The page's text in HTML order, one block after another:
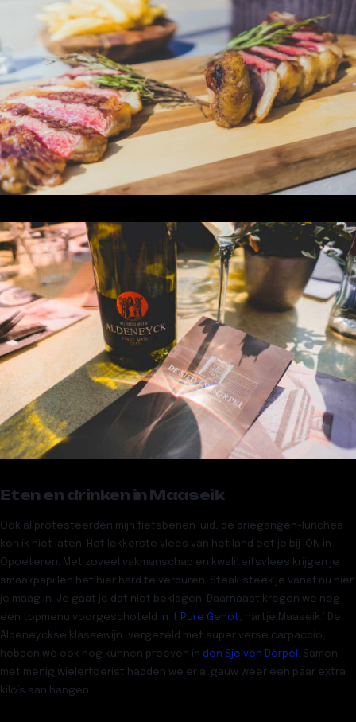
Eten en drinken in Maaseik
Ook al protesteerden mijn fietsbenen luid, de driegangen-lunches
kon ik niet laten. Het lekkerste vlees van het land eet je bij
ION in
Opoeteren. Met zoveel vakmanschap en kwaliteitsvlees krijgen je
smaakpapillen het hier hard te verduren. Steak steek je vanaf nu hier
je maag in. Je gaat je dat niet beklagen. Daarnaast kregen we nog
een topmenu voorgeschoteld in ‘t Pure Genot, hartje Maaseik.’ De
Aldeneyckse klassewijn, vergezeld met super verse carpaccio,
hebben we ook nog kunnen proeven in den Sjeiven Dörpel . Samen
met menig wielertoerist hadden we er al gauw weer een paar extra
kilo’s aan hangen.